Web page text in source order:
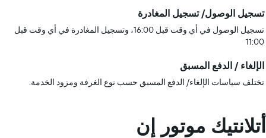
تسجيل الوصول/ تسجيل المغادرة
تسجيل الوصول في أي وقت قبل 16:00، وتسجيل المغادرة في أي وقت قبل
11:00
الإلغاء / الدفع المسبق
تختلف سياسات الإلغاء/ الدفع المسبق حسب نوع الغرفة ومزود الخدمة.
أتلانتيك موتور إن